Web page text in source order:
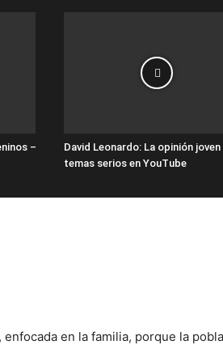
–
David Leonardo: La opinión joven
temas serios en YouTube
en la familia, porque la